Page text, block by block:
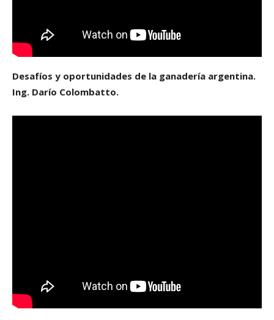
Desafíos y oportunidades de la ganadería argentina.
Ing. Darío Colombatto.